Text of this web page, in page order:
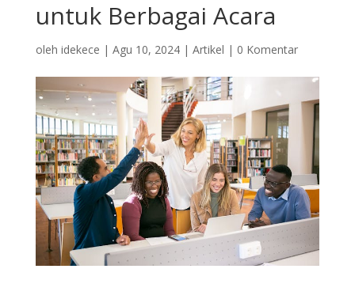
untuk Berbagai Acara
oleh idekece | Agu 10, 2024| Artikel | 0 Komentar